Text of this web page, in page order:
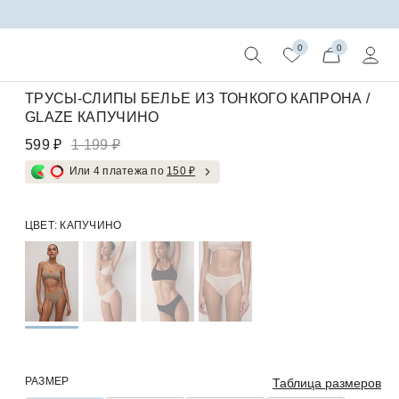
0 0
ТРУСЫ-СЛИПЫ БЕЛЬЕ ИЗ ТОНКОГО КАПРОНА /
GLAZE КАПУЧИНО
599 ₽
1 199 ₽
Или 4 платежа по 150 ₽
ЦВЕТ: КАПУЧИНО
РАЗМЕР Таблица размеров